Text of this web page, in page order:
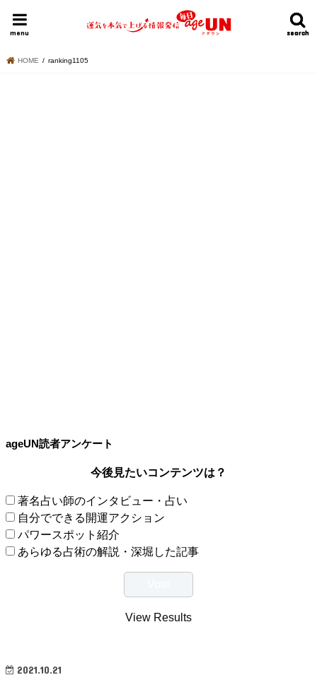
search
search
menu
HOME 明日の運勢ランキング 今週の運勢
HOME ranking1105
ageUN読者アンケート
今後見たいコンテンツは？
著名占い師のインタビュー・占い
自分でできる開運アクション
パワースポット紹介
あらゆる占術の解説・深堀した記事
View Results
2021.10.21